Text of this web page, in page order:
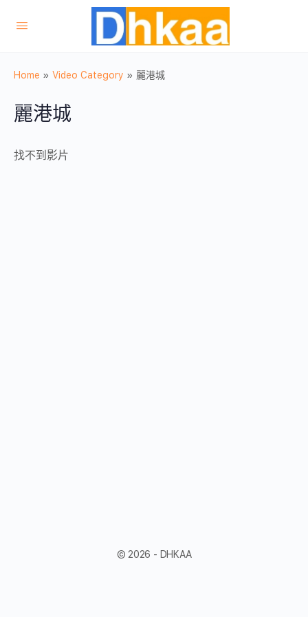
Home » Video Category » 麗港城
麗港城
找不到影片
© 2026 - DHKAA